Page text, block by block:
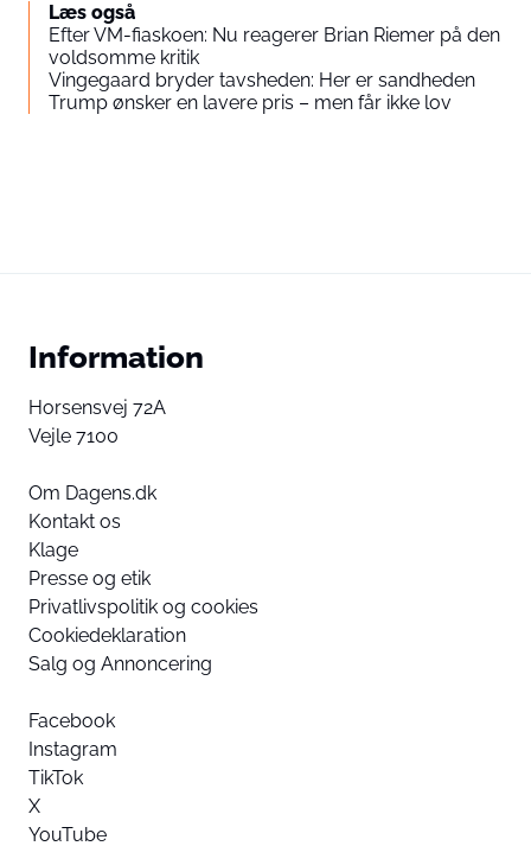
Læs også
Efter VM-fiaskoen: Nu reagerer Brian Riemer på den
voldsomme kritik
Vingegaard bryder tavsheden: Her er sandheden
Trump ønsker en lavere pris – men får ikke lov
Information
Horsensvej 72A
Vejle 7100
Om Dagens.dk
Kontakt os
Klage
Presse og etik
Privatlivspolitik og cookies
Cookiedeklaration
Salg og Annoncering
Facebook
Instagram
TikTok
X
YouTube